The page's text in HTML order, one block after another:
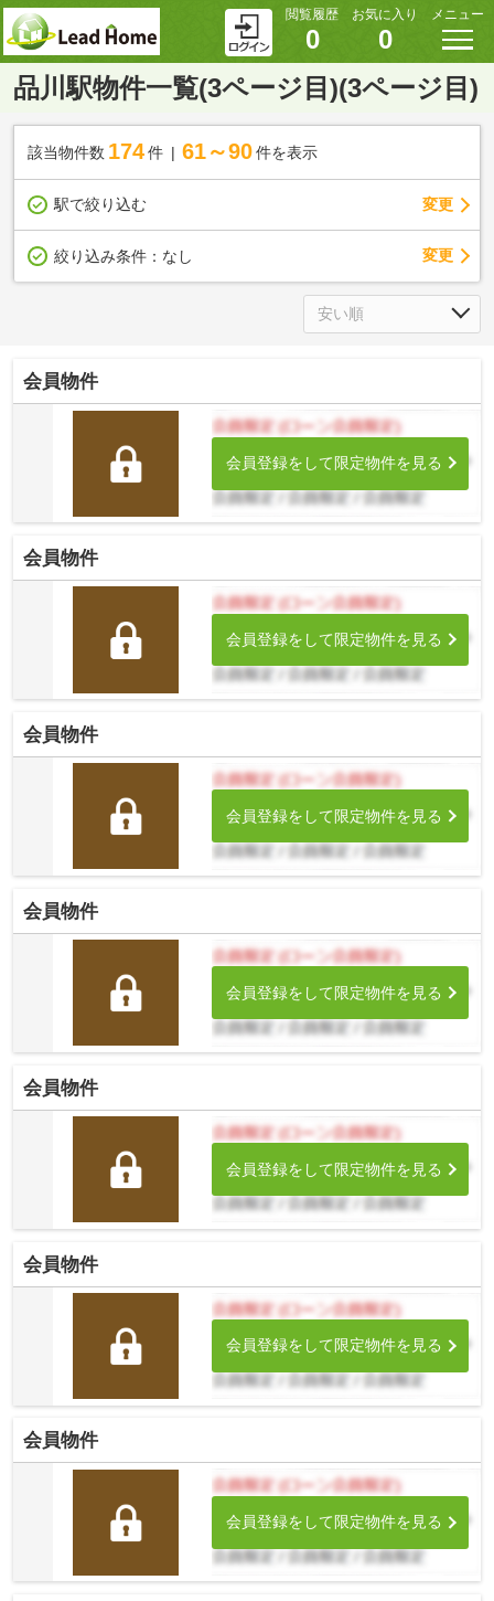
閲覧履歴
0
お気に入り
0
メニュー
品川駅物件一覧(3ページ目)(3ページ目)
該当物件数 174件 61～90 件を表示
駅で絞り込む 変更
絞り込み条件： なし 変更
会員物件
会員登録をして限定物件を見る
会員物件
会員登録をして限定物件を見る
会員物件
会員登録をして限定物件を見る
会員物件
会員登録をして限定物件を見る
会員物件
会員登録をして限定物件を見る
会員物件
会員登録をして限定物件を見る
会員物件
会員登録をして限定物件を見る